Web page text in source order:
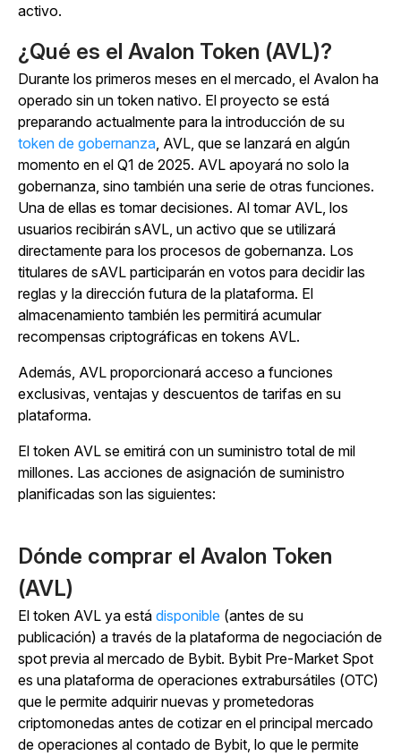
activo.
¿Qué es el Avalon Token (AVL)?
Durante los primeros meses en el mercado, el Avalon ha
operado sin un token nativo. El proyecto se está
preparando actualmente para la introducción de su
token de gobernanza, AVL, que se lanzará en algún
momento en el Q1 de 2025. AVL apoyará no solo la
gobernanza, sino también una serie de otras funciones.
Una de ellas es tomar decisiones. Al tomar AVL, los
usuarios recibirán sAVL, un activo que se utilizará
directamente para los procesos de gobernanza. Los
titulares de sAVL participarán en votos para decidir las
reglas y la dirección futura de la plataforma. El
almacenamiento también les permitirá acumular
recompensas criptográficas en tokens AVL.
Además, AVL proporcionará acceso a funciones
exclusivas, ventajas y descuentos de tarifas en su
plataforma.
El token AVL se emitirá con un suministro total de mil
millones. Las acciones de asignación de suministro
planificadas son las siguientes:
Dónde comprar el Avalon Token
(AVL)
El token AVL ya está disponible (antes de su
publicación) a través de la plataforma de negociación de
spot previa al mercado de Bybit. Bybit Pre-Market Spot
es una plataforma de operaciones extrabursátiles (OTC)
que le permite adquirir nuevas y prometedoras
criptomonedas antes de cotizar en el principal mercado
de operaciones al contado de Bybit, lo que le permite